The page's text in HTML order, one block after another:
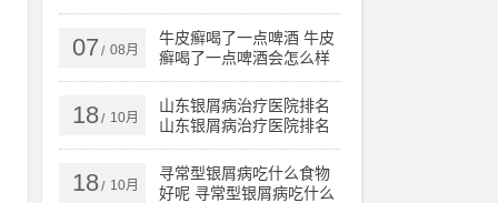
07 / 08月
牛皮癣喝了一点啤酒 牛皮
癣喝了一点啤酒会怎么样
18/ 10月
山东银屑病治疗医院排名
山东银屑病治疗医院排名
榜
18/ 10月
寻常型银屑病吃什么食物
好呢 寻常型银屑病吃什么